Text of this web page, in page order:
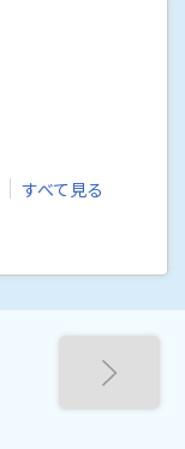
すべて見る